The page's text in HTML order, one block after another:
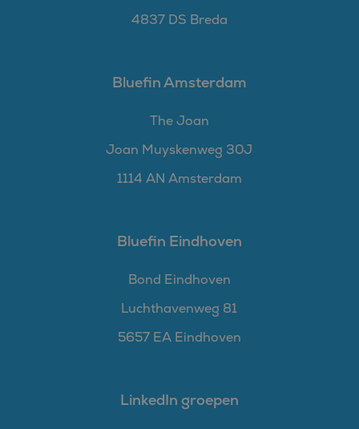
4837 DS Breda
Bluefin Amsterdam
The Joan
Joan Muyskenweg 30J
1114 AN Amsterdam
Bluefin Eindhoven
Bond Eindhoven
Luchthavenweg 81
5657 EA Eindhoven
LinkedIn groepen